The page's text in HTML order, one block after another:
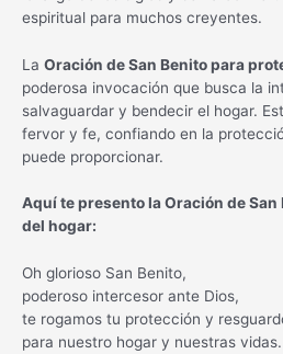
espiritual para muchos creyentes.
La Oración de San Benito para
poderosa invocación que busca la
salvaguardar y bendecir el hogar.
fervor y fe, confiando en la
puede proporcionar.
Aquí te presento la Oración de
del hogar:
Oh glorioso San Benito,
poderoso intercesor ante Dios,
te rogamos tu protección y
para nuestro hogar y nuestras vidas.